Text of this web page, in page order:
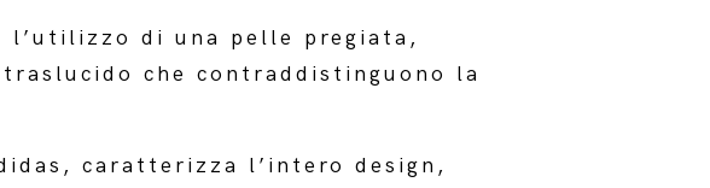
di una pelle pregiata,
che contraddistinguono la
caratterizza l’intero design,